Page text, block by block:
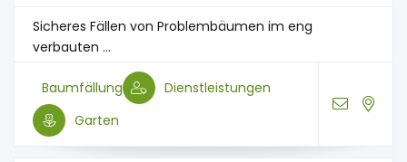
Sicheres Fällen von Problembäumen im eng
verbauten ...
Baumfällung
Dienstleistungen
Garten